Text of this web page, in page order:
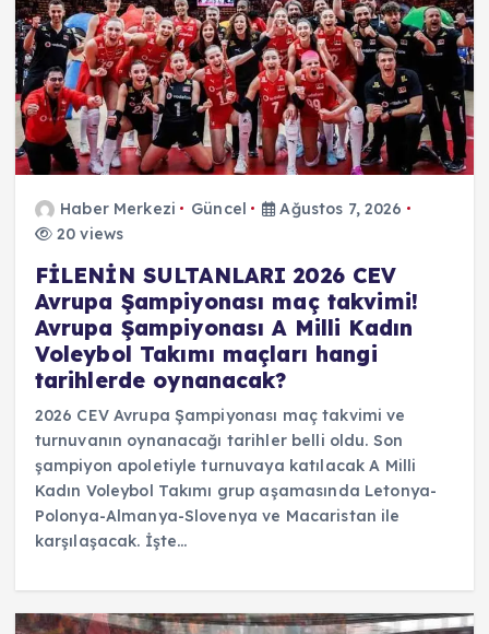
Haber Merkezi Güncel
Ağustos 7, 2026
20 views
FİLENİN SULTANLARI 2026 CEV
Avrupa Şampiyonası maç takvimi!
Avrupa Şampiyonası A Milli Kadın
Voleybol Takımı maçları hangi
tarihlerde oynanacak?
2026 CEV Avrupa Şampiyonası maç takvimi ve
turnuvanın oynanacağı tarihler belli oldu. Son
şampiyon apoletiyle turnuvaya katılacak A Milli
Kadın Voleybol Takımı grup aşamasında Letonya-
Polonya-Almanya-Slovenya ve Macaristan ile
karşılaşacak. İşte…